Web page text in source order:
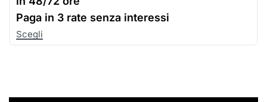
Paga in 3 rate senza interessi
Scegli